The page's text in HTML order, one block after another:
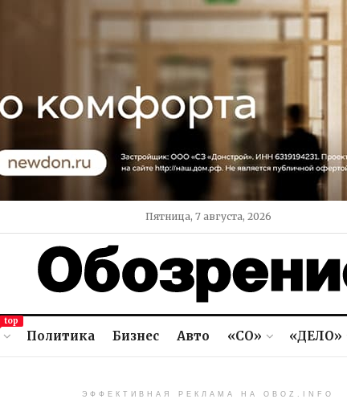
Пятница, 7 августа, 2026
top
Политика Бизнес Авто «СО» «ДЕЛО»
ЭФФЕКТИВНАЯ РЕКЛАМА НА OBOZ.INFO